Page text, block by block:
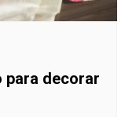
para decorar